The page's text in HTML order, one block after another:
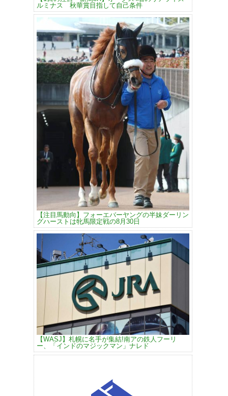
ルミナス 秋華賞目指して自己条件
【注目馬動向】フォーエバーヤングの半妹ダーリン
グハーストは牝馬限定戦の8月30日
【WASJ】札幌に名手が集結!南アの鉄人フーリ
ー、「インドのマジックマン」ナレド